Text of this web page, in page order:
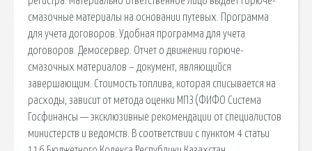
смазочные материалы на основании путевых. Программа
для учета договоров. Удобная программа для учета
договоров. Демосервер. Отчет о движении горюче-
смазочных материалов – документ, являющийся
завершающим. Стоимость топлива, которая списывается на
расходы, зависит от метода оценки МПЗ (ФИФО Система
Госфинансы — эксклюзивные рекомендации от специалистов
министерств и ведомств. В соответствии с пунктом 4 статьи